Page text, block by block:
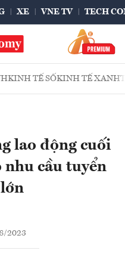
XE VNE TV TECH
KINH TẾ SỐKINH TẾ XANH
lao động cuối
nhu cầu tuyển
2023